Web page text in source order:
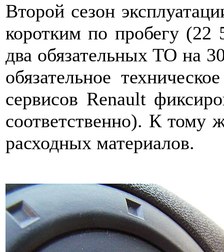
Второй сезон
коротким по пробегу
два обязательных ТО на
обязательное
сервисов Renault
соответственно). К тому
расходных материалов.